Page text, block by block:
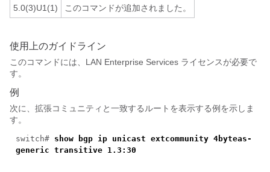
5.0(3)U1(1)
このコマンドが追加されました。
使用上のガイドライン
このコマンドには、LAN Enterprise Services ライセンスが必要で
す。
例
次に、拡張コミュニティと一致するルートを表示する例を示しま
す。
switch# show bgp ip unicast extcommunity 4byteas-
generic transitive 1.3:30